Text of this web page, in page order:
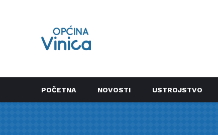
POČETNA NOVOSTI USTROJSTVO